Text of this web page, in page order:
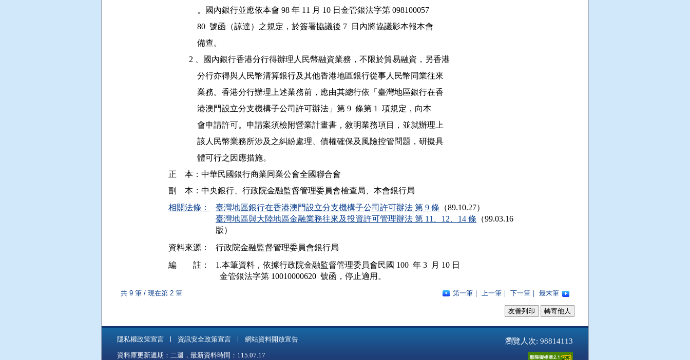
              。國內銀行並應依本會 98 年 11 月 10 日金管銀法字第 098100057
              80  號函（諒達）之規定，於簽署協議後 7  日內將協議影本報本會
              備查。
          2 、國內銀行香港分行得辦理人民幣融資業務，不限於貿易融資，另香港
              分行亦得與人民幣清算銀行及其他香港地區銀行從事人民幣同業往來
              業務。香港分行辦理上述業務前，應由其總行依「臺灣地區銀行在香
              港澳門設立分支機構子公司許可辦法」第 9  條第 1  項規定，向本
              會申請許可。申請案須檢附營業計畫書，敘明業務項目，並就辦理上
              該人民幣業務所涉及之糾紛處理、債權確保及風險控管問題，研擬具
              體可行之因應措施。
正    本：中華民國銀行商業同業公會全國聯合會
相關法條：
臺灣地區銀行在香港澳門設立分支機構子公司許可辦法 第 9 條 （89.10.27）
臺灣地區與大陸地區金融業務往來及投資許可管理辦法 第 11、12、14 條 （99.03.16
版）
資料來源：
行政院金融監督管理委員會銀行局
編 註：
1.本筆資料，依據行政院金融監督管理委員會民國 100  年 3  月 10 日
共 9 筆 / 現在第 2 筆 第一筆 ｜ 上一筆 ｜ 下一筆 ｜ 最末筆
友善列印 轉寄他人
隱私權政策宣言 資訊安全政策宣言 網站資料開放宣告 瀏覽人次: 98814113
資料庫更新週期：二週，最新資料時間：115.07.17